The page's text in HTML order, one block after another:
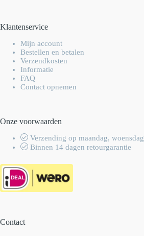
Klantenservice
Mijn account
Bestellen en betalen
Verzendkosten
Informatie
FAQ
Contact opnemen
Onze voorwaarden
Verzending op maandag,
Binnen 14 dagen retourgarantie
Contact